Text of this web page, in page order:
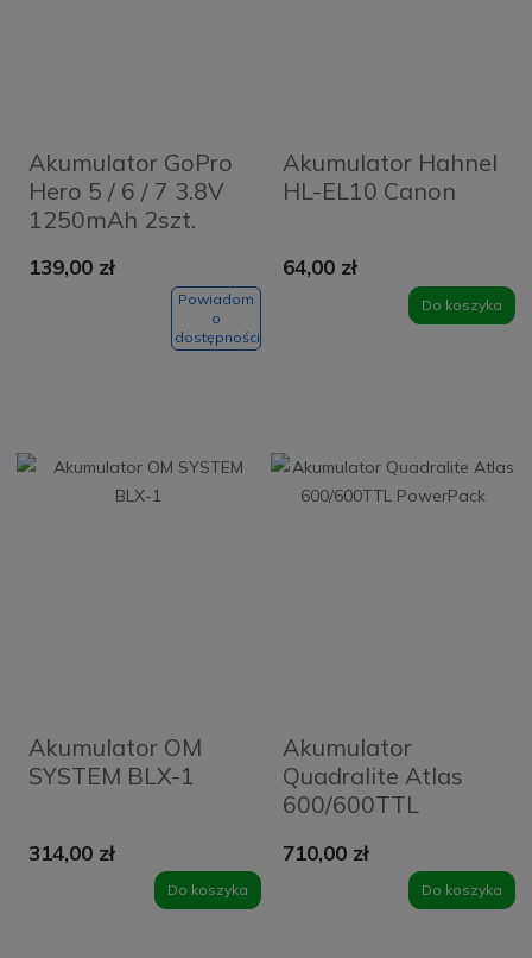
Akumulator GoPro
Hero 5 / 6 / 7 3.8V
1250mAh 2szt.
139,00 zł
Powiadom
o
dostępności
Akumulator Hahnel
HL-EL10 Canon
64,00 zł
Do koszyka
Akumulator OM
SYSTEM BLX-1
314,00 zł
Do koszyka
Akumulator
Quadralite Atlas
600/600TTL
710,00 zł
Do koszyka